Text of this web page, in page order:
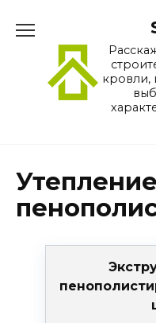
содержанию
кровли,
Утепление